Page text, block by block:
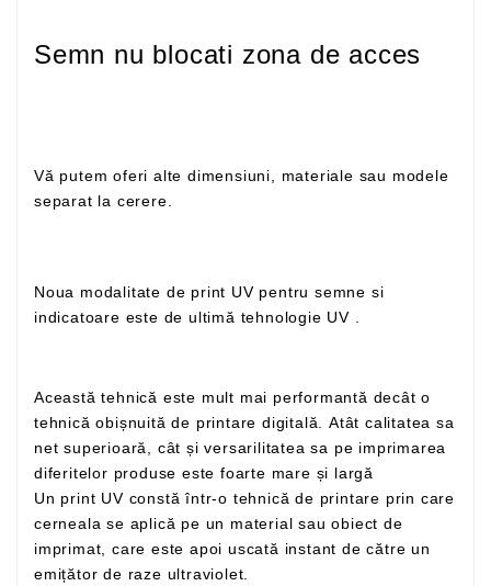
Semn nu blocati zona de acces
Vă putem oferi alte dimensiuni, materiale sau modele
separat la cerere.
Noua modalitate de print UV pentru semne si
indicatoare este de ultimă tehnologie UV .
Această tehnică este mult mai performantă decât o
tehnică obișnuită de printare digitală. Atât calitatea sa
net superioară, cât și versarilitatea sa pe imprimarea
diferitelor produse este foarte mare și largă
Un print UV constă într-o tehnică de printare prin care
cerneala se aplică pe un material sau obiect de
imprimat, care este apoi uscată instant de către un
emițător de raze ultraviolet.